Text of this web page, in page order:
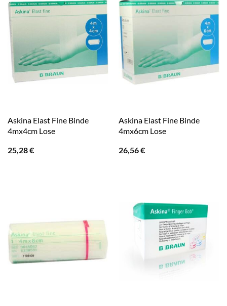
Askina Elast Fine Binde
4mx4cm Lose
25,28€
Askina Elast Fine Binde
4mx6cm Lose
26,56€